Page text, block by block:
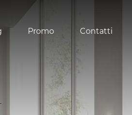
Promo Contatti